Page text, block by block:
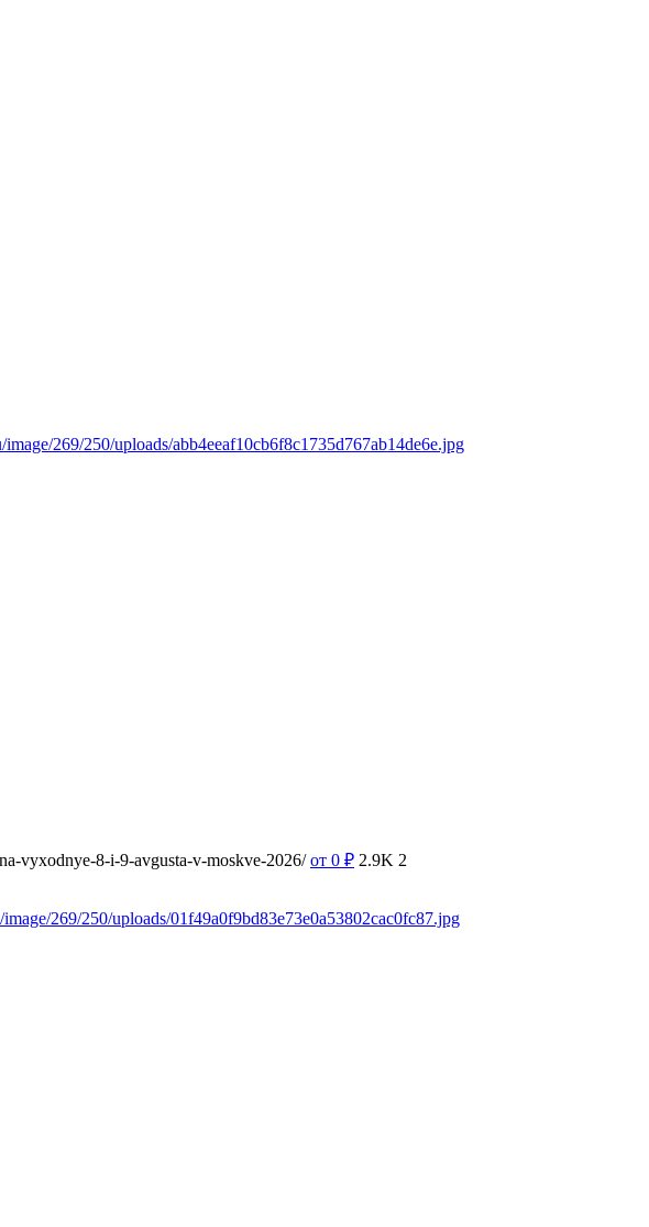
269/250/uploads/abb4eeaf10cb6f8c1735d767ab14de6e.jpg
vyxodnye-8-i-9-avgusta-v-moskve-2026/ от 0 ₽ 2.9K 2
269/250/uploads/01f49a0f9bd83e73e0a53802cac0fc87.jpg